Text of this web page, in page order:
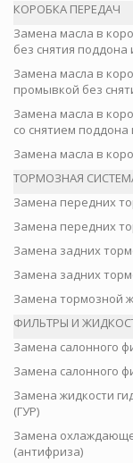
КОРОБКА ПЕРЕДАЧ
Замена масла в
без снятия
Замена масла в
промывкой без
Замена масла в
со снятием
Замена масла в
ТОРМОЗНАЯ
Замена передних
Замена передних
Замена задних
Замена задних
Замена тормозной
ФИЛЬТРЫ И
Замена салонного
Замена салонного
Замена жидкости
(ГУР)
Замена
(антифриза)